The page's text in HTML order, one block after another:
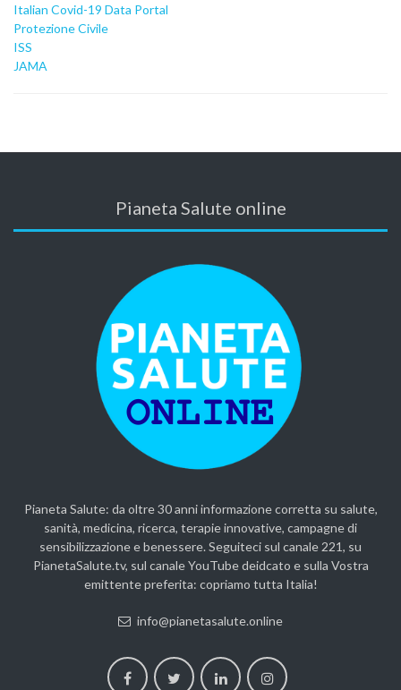
Italian Covid-19 Data Portal
Protezione Civile
ISS
JAMA
Pianeta Salute online
Pianeta Salute: da oltre 30 anni informazione corretta su salute,
sanità, medicina, ricerca, terapie innovative, campagne di
sensibilizzazione e benessere. Seguiteci sul canale 221, su
PianetaSalute.tv, sul canale YouTube deidcato e sulla Vostra
emittente preferita: copriamo tutta Italia!
info@pianetasalute.online